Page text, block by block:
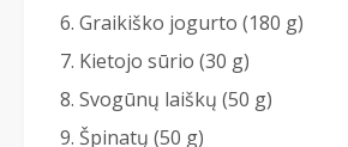
Graikiško jogurto (180 g)
Kietojo sūrio (30 g)
Svogūnų laiškų (50 g)
Špinatų (50 g)